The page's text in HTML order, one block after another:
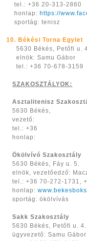
tel.: +36 20-313-2860
honlap:https://
sportág: tenisz
10. Békési Torna Egylet
5630 Békés, Petőfi u.
elnök: Samu Gábor
tel.: +36 70-678-3159
SZAKOSZTÁLYOK:
Asztalitenisz
5630 Békés,
vezető:
tel.: +36
honlap:
Ökölvívó Szakosztály
5630 Békés, Fáy u. 5.
elnök, vezetőedző:
tel.: +36 70-272-1731,
honlap:
sportág: ökölvívás
Sakk Szakosztály
5630 Békés, Petőfi u. 4.
ügyvezető: Samu Gábor